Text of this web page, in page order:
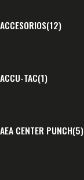
ACCESORIOS(12)
ACCU-TAC(1)
AEA CENTER PUNCH(5)